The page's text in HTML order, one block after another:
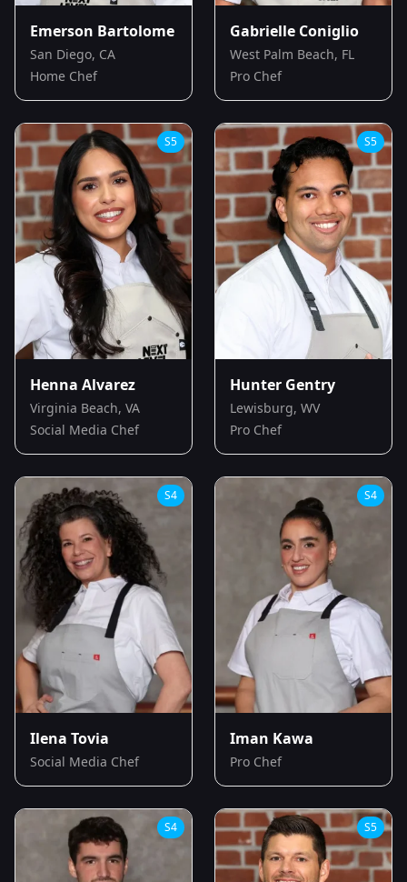
Emerson Bartolome
San Diego, CA
Home Chef
Gabrielle Coniglio
West Palm Beach, FL
Pro Chef
S5
Henna Alvarez
Virginia Beach, VA
Social Media Chef
S5
Hunter Gentry
Lewisburg, WV
Pro Chef
S4
Ilena Tovia
Social Media Chef
S4
Iman Kawa
Pro Chef
S4 S5